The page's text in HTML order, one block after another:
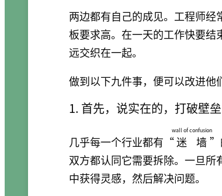
两边都有自己的成见。工程师
板要求高。在一天的工作快要
远交织在一起。
做到以下九件事，便可以改进他
1. 首先，说实在的，打破壁垒
几乎每一个行业都有“迷墙
wall of confusion
”
双方都认同它需要拆除。一旦
中获得灵感，然后解决问题。